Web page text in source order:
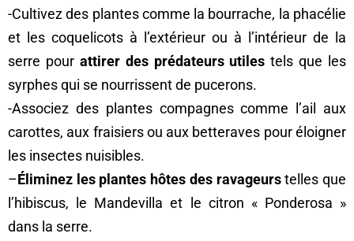
-Cultivez des plantes comme la bourrache, la phacélie
et les coquelicots à l’extérieur ou à l’intérieur de la
serre pour attirer des prédateurs utiles tels que les
syrphes qui se nourrissent de pucerons.
-Associez des plantes compagnes comme l’ail aux
carottes, aux fraisiers ou aux betteraves pour éloigner
les insectes nuisibles.
–Éliminez les plantes hôtes des ravageurstelles que
l’hibiscus, le Mandevilla et le citron « Ponderosa »
dans la serre.